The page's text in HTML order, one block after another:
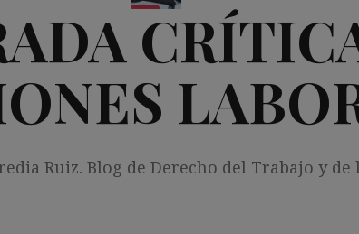
Ruiz. Blog de Derecho del Trabajo y de